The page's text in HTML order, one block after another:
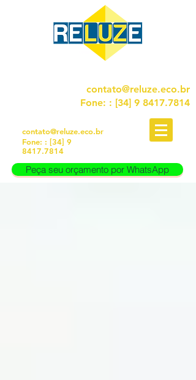
contato@reluze.eco.br
Fone: : [34] 9 8417.7814
contato@reluze.eco.br
Fone: : [34] 9
8417.7814
Peça seu orçamento por WhatsApp